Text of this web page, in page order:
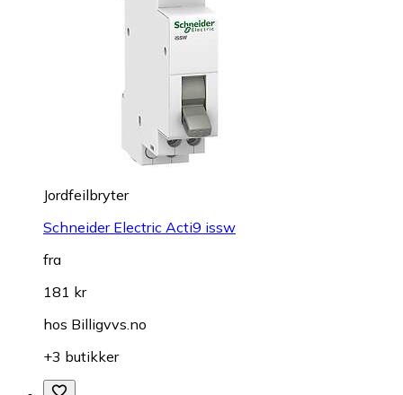
Jordfeilbryter
Schneider Electric Acti9 issw
fra
181 kr
hos Billigvvs.no
+3 butikker